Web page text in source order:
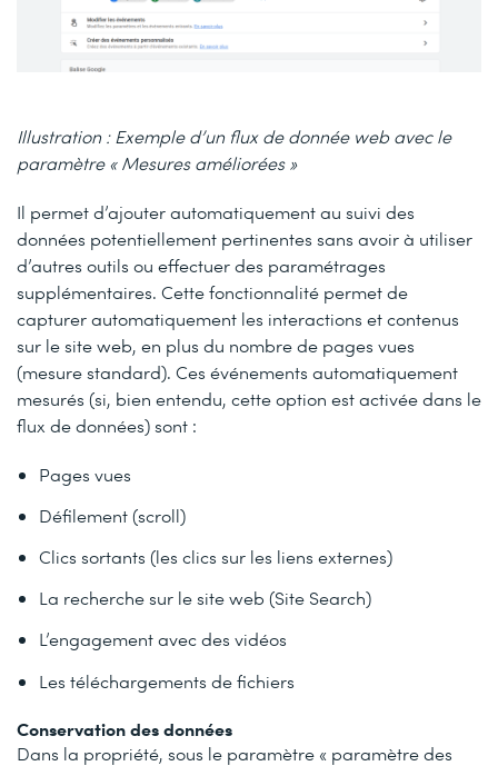
Illustration : Exemple d’un flux de donnée web avec le
paramètre « Mesures améliorées »
Il permet d’ajouter automatiquement au suivi des
données potentiellement pertinentes sans avoir à utiliser
d’autres outils ou effectuer des paramétrages
supplémentaires. Cette fonctionnalité permet de
capturer automatiquement les interactions et contenus
sur le site web, en plus du nombre de pages vues
(mesure standard). Ces événements automatiquement
mesurés (si, bien entendu, cette option est activée dans le
flux de données) sont :
Pages vues
Défilement (scroll)
Clics sortants (les clics sur les liens externes)
La recherche sur le site web (Site Search)
L’engagement avec des vidéos
Les téléchargements de fichiers
Conservation des données
Dans la propriété, sous le paramètre « paramètre des